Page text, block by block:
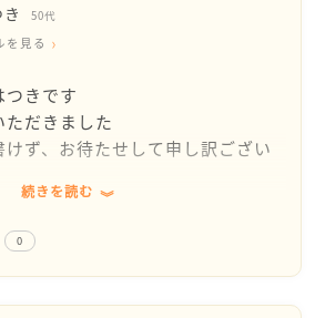
50代
を見る
きです
だきました
ず、お待たせして申し訳ござい
したらよいか、悩んでおりました
な言葉でも彩さんのお気持ちをざ
しれない
まったこと、お詫びします
続きを読む
0